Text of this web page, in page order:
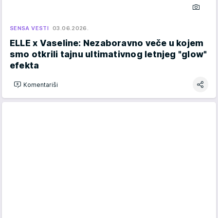
SENSA VESTI 03.06.2026.
ELLE x Vaseline: Nezaboravno veče u kojem
smo otkrili tajnu ultimativnog letnjeg "glow"
efekta
Komentariši